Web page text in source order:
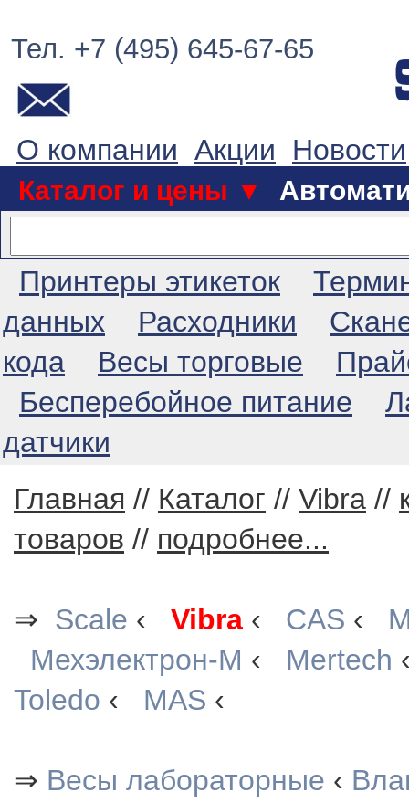
Тел. +7 (495) 645-67-65
О компании Акции Новости
Каталог и цены ▼
Принтеры этикеток
данных
Расходники
кода
Весы торговые
Бесперебойное питание
датчики
Главная // Каталог // Vibra //
товаров // подробнее...
⇒ Scale ‹ Vibra ‹ CAS ‹
Мехэлектрон-М ‹ Mertech
Toledo ‹ MAS ‹
⇒ Весы лабораторные ‹